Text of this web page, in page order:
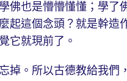
也是懵懵懂懂；學了
起這個念頭？就是幹造
它就現前了。
。所以古德教給我們